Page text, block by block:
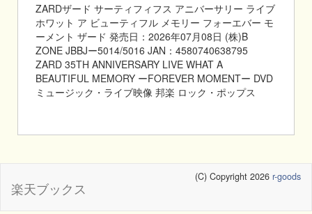
ZARDザード サーティフィフス アニバーサリー ライブ
ホワット ア ビューティフル メモリー フォーエバー モ
ーメント ザード 発売日：2026年07月08日 (株)B
ZONE JBBJー5014/5016 JAN：4580740638795
ZARD 35TH ANNIVERSARY LIVE WHAT A
BEAUTIFUL MEMORY ーFOREVER MOMENTー DVD
ミュージック・ライブ映像 邦楽 ロック・ポップス
楽天ブックス
(C) Copyright 2026 r-goods